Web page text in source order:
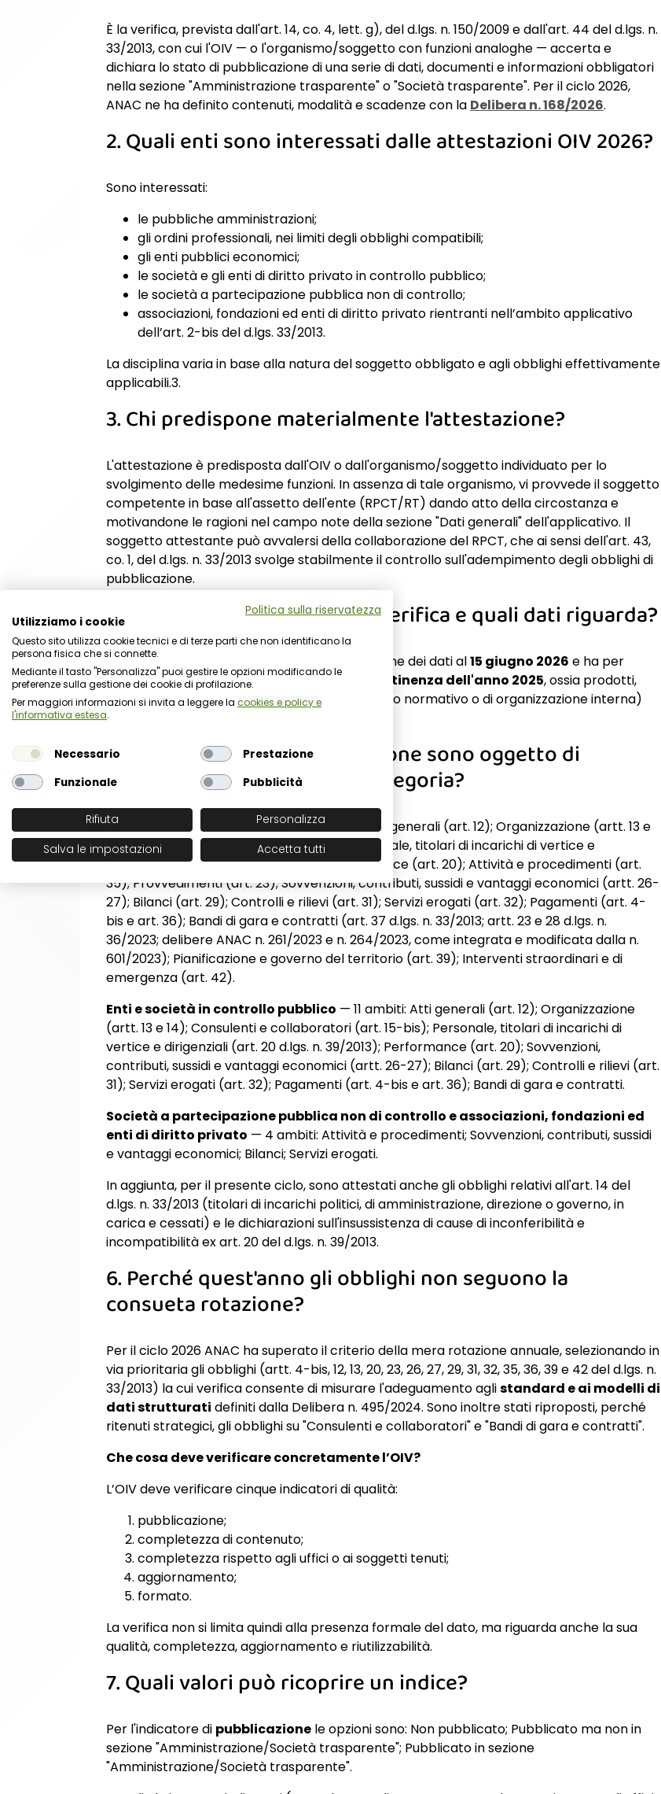
È la verifica, prevista dall'art. 14, co. 4, lett. g), del d.lgs. n. 150/2009 e dall'art. 44 del d.lgs. n.
33/2013, con cui l'OIV — o l'organismo/soggetto con funzioni analoghe — accerta e
dichiara lo stato di pubblicazione di una serie di dati, documenti e informazioni obbligatori
nella sezione "Amministrazione trasparente" o "Società trasparente". Per il ciclo 2026,
ANAC ne ha definito contenuti, modalità e scadenze con la Delibera n. 168/2026.
2. Quali enti sono interessati dalle attestazioni OIV 2026?
Sono interessati:
le pubbliche amministrazioni;
gli ordini professionali, nei limiti degli obblighi compatibili;
gli enti pubblici economici;
le società e gli enti di diritto privato in controllo pubblico;
le società a partecipazione pubblica non di controllo;
associazioni, fondazioni ed enti di diritto privato rientranti nell’ambito applicativo
dell’art. 2-bis del d.lgs. 33/2013.
La disciplina varia in base alla natura del soggetto obbligato e agli obblighi effettivamente
applicabili.3.
3. Chi predispone materialmente l'attestazione?
L'attestazione è predisposta dall'OIV o dall'organismo/soggetto individuato per lo
svolgimento delle medesime funzioni. In assenza di tale organismo, vi provvede il soggetto
competente in base all'assetto dell'ente (RPCT/RT) dando atto della circostanza e
motivandone le ragioni nel campo note della sezione "Dati generali" dell'applicativo. Il
soggetto attestante può avvalersi della collaborazione del RPCT, che ai sensi dell'art. 43,
co. 1, del d.lgs. n. 33/2013 svolge stabilmente il controllo sull'adempimento degli obblighi di
pubblicazione.
4. A quale data si riferisce la verifica e quali dati riguarda?
La rilevazione fotografa lo stato di pubblicazione dei dati al15 giugno 2026 e ha per
oggetto i dati, documenti e informazioni
di pertinenza dell'anno 2025, ossia prodotti,
adottati, approvati (o da approvare per vincolo normativo o di organizzazione interna)
entro il
5. Quali obblighi di pubblicazione sono oggetto di
attestazione, per ciascuna categoria?
Pubbliche amministrazioni— 15 ambiti: Atti generali (art. 12); Organizzazione (artt. 13 e
14); Consulenti e collaboratori (art. 15); Personale, titolari di incarichi di vertice e
dirigenziali (art. 20 d.lgs. n. 39/2013); Performance (art. 20); Attività e procedimenti (art.
35); Provvedimenti (art. 23); Sovvenzioni, contributi, sussidi e vantaggi economici (artt. 26-
27); Bilanci (art. 29); Controlli e rilievi (art. 31); Servizi erogati (art. 32); Pagamenti (art. 4-
bis e art. 36); Bandi di gara e contratti (art. 37 d.lgs. n. 33/2013; artt. 23 e 28 d.lgs. n.
36/2023; delibere ANAC n. 261/2023 e n. 264/2023, come integrata e modificata dalla n.
601/2023); Pianificazione e governo del territorio (art. 39); Interventi straordinari e di
emergenza (art. 42).
Enti e società in controllo pubblico — 11 ambiti: Atti generali (art. 12); Organizzazione
(artt. 13 e 14); Consulenti e collaboratori (art. 15-bis); Personale, titolari di incarichi di
vertice e dirigenziali (art. 20 d.lgs. n. 39/2013); Performance (art. 20); Sovvenzioni,
contributi, sussidi e vantaggi economici (artt. 26-27); Bilanci (art. 29); Controlli e rilievi (art.
31); Servizi erogati (art. 32); Pagamenti (art. 4-bis e art. 36); Bandi di gara e contratti.
Società a partecipazione pubblica non di controllo e associazioni, fondazioni ed
enti di diritto privato — 4 ambiti: Attività e procedimenti; Sovvenzioni, contributi, sussidi
e vantaggi economici; Bilanci; Servizi erogati.
In aggiunta, per il presente ciclo, sono attestati anche gli obblighi relativi all'art. 14 del
d.lgs. n. 33/2013 (titolari di incarichi politici, di amministrazione, direzione o governo, in
carica e cessati) e le dichiarazioni sull'insussistenza di cause di inconferibilità e
incompatibilità ex art. 20 del d.lgs. n. 39/2013.
6. Perché quest'anno gli obblighi non seguono la
consueta rotazione?
Per il ciclo 2026 ANAC ha superato il criterio della mera rotazione annuale, selezionando in
via prioritaria gli obblighi (artt. 4-bis, 12, 13, 20, 23, 26, 27, 29, 31, 32, 35, 36, 39 e 42 del d.lgs. n.
33/2013) la cui verifica consente di misurare l'adeguamento aglistandard e ai modelli di
dati strutturati definiti dalla Delibera n. 495/2024. Sono inoltre stati riproposti, perché
ritenuti strategici, gli obblighi su "Consulenti e collaboratori" e "Bandi di gara e contratti".
Che cosa deve verificare concretamente l’OIV?
L’OIV deve verificare cinque indicatori di qualità:
pubblicazione;
completezza di contenuto;
completezza rispetto agli uffici o ai soggetti tenuti;
aggiornamento;
formato.
La verifica non si limita quindi alla presenza formale del dato, ma riguarda anche la sua
qualità, completezza, aggiornamento e riutilizzabilità.
7. Quali valori può ricoprire un indice?
Per l'indicatore di pubblicazione le opzioni sono: Non pubblicato; Pubblicato ma non in
sezione "Amministrazione/Società trasparente"; Pubblicato in sezione
"Amministrazione/Società trasparente".
Politica sulla riservatezza
Utilizziamo i cookie
Questo sito utilizza cookie tecnici e di terze parti che non identificano la
persona fisica che si connette.
Mediante il tasto "Personalizza" puoi gestire le opzioni modificando le
preferenze sulla gestione dei cookie di profilazione.
Per maggiori informazioni si invita a leggere la cookies e policy e
l'informativa estesa.
Necessario
Prestazione
Funzionale
Pubblicità
Rifiuta
Personalizza
Salva le impostazioni
Accetta tutti